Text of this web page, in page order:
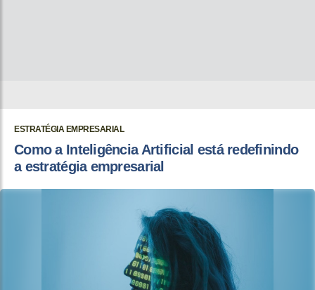
ESTRATÉGIA EMPRESARIAL
Como a Inteligência Artificial está redefinindo
a estratégia empresarial